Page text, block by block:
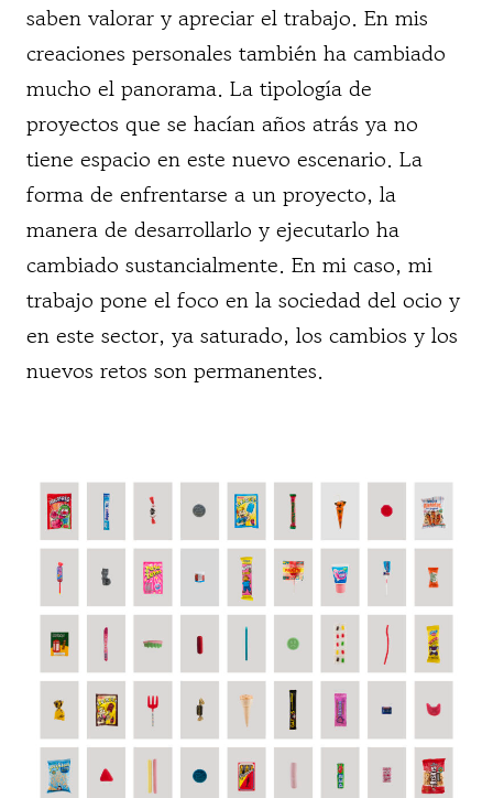
saben valorar y apreciar el trabajo. En mis
creaciones personales también ha cambiado
mucho el panorama. La tipología de
proyectos que se hacían años atrás ya no
tiene espacio en este nuevo escenario. La
forma de enfrentarse a un proyecto, la
manera de desarrollarlo y ejecutarlo ha
cambiado sustancialmente. En mi caso, mi
trabajo pone el foco en la sociedad del ocio y
en este sector, ya saturado, los cambios y los
nuevos retos son permanentes.